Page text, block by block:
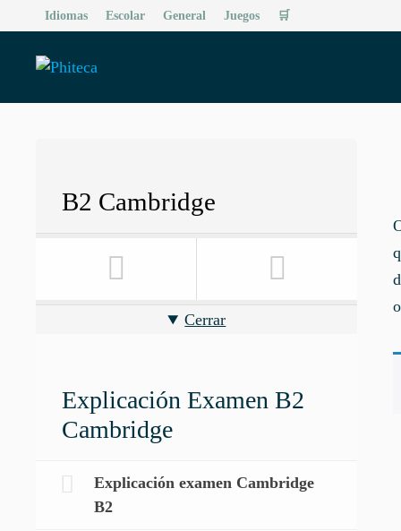
al
contenido
Idiomas Escolar General Juegos 🛒
B2 Cambridge
Cerrar
Explicación Examen B2
Cambridge
Explicación examen Cambridge
B2